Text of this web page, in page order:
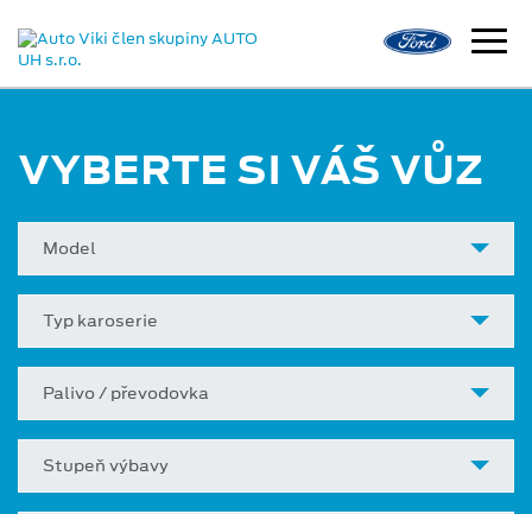
VYBERTE SI VÁŠ VŮZ
Model
Typ karoserie
Palivo / převodovka
Stupeň výbavy